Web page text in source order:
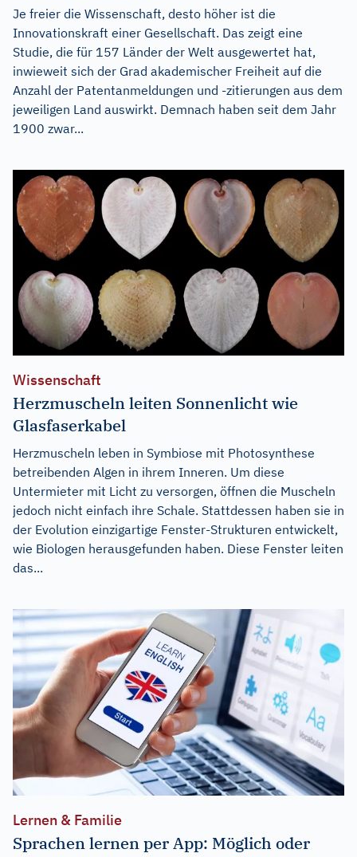
Je freier die Wissenschaft, desto höher ist die
Innovationskraft einer Gesellschaft. Das zeigt eine
Studie, die für 157 Länder der Welt ausgewertet hat,
inwieweit sich der Grad akademischer Freiheit auf die
Anzahl der Patentanmeldungen und -zitierungen aus dem
jeweiligen Land auswirkt. Demnach haben seit dem Jahr
1900 zwar...
Wissenschaft
Herzmuscheln leiten Sonnenlicht wie
Glasfaserkabel
Herzmuscheln leben in Symbiose mit Photosynthese
betreibenden Algen in ihrem Inneren. Um diese
Untermieter mit Licht zu versorgen, öffnen die Muscheln
jedoch nicht einfach ihre Schale. Stattdessen haben sie in
der Evolution einzigartige Fenster-Strukturen entwickelt,
wie Biologen herausgefunden haben. Diese Fenster leiten
das...
Lernen & Familie
Sprachen lernen per App: Möglich oder